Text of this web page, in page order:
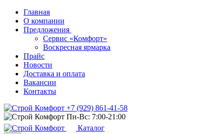
Главная
О компании
Предложения
Сервис «Комфорт»
Воскресная ярмарка
Прайс
Новости
Доставка и оплата
Вакансии
Контакты
+7 (929) 861-41-58
Пн-Вс: 7:00-21:00
Каталог